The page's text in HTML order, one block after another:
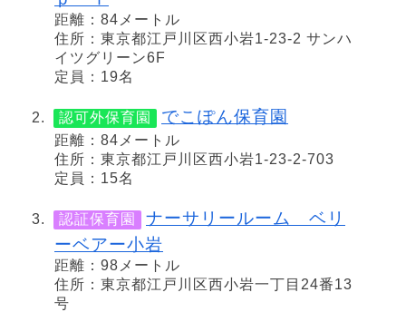
距離：84メートル
住所：東京都江戸川区西小岩1-23-2 サンハ
イツグリーン6F
定員：19名
認可外保育園 でこぽん保育園
距離：84メートル
住所：東京都江戸川区西小岩1-23-2-703
定員：15名
認証保育園
ナーサリールーム ベリ
ーベアー小岩
距離：98メートル
住所：東京都江戸川区西小岩一丁目24番13
号